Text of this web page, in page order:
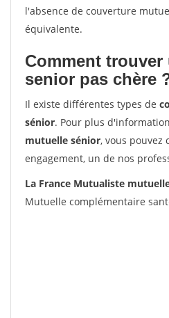
l'absence de couverture
équivalente.
Comment
senior pas chère
Il existe différentes types de
sénior. Pour plus
mutuelle sénior, vous pouvez
engagement, un de nos
La France Mutualiste
Mutuelle complémentaire